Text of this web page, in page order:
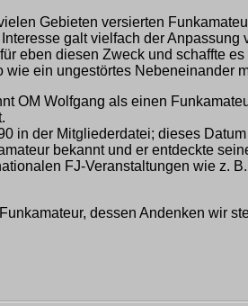
Gebieten versierten
galt vielfach der
eben diesen Zweck und schaffte
ein ungestörtes Nebeneinander
OM Wolfgang als einen
in der Mitgliederdatei; dieses
bekannt und er entdeckte
FJ-Veranstaltungen wie z.
dessen Andenken wir